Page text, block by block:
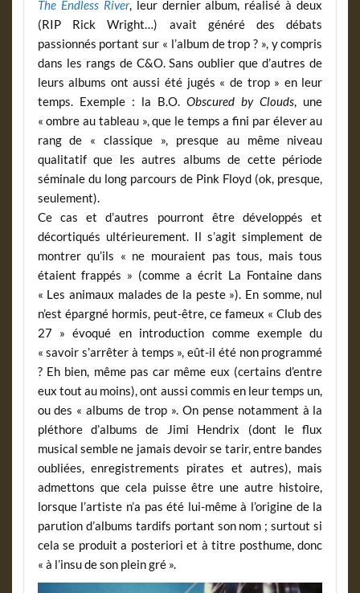
The Endless River, leur dernier album, réalisé à deux
(RIP Rick Wright…) avait généré des débats
passionnés portant sur « l’album de trop ? », y compris
dans les rangs de C&O. Sans oublier que d’autres de
leurs albums ont aussi été jugés « de trop » en leur
temps. Exemple : la B.O.Obscured by Clouds, une
« ombre au tableau », que le temps a fini par élever au
rang de « classique », presque au même niveau
qualitatif que les autres albums de cette période
séminale du long parcours de Pink Floyd (ok, presque,
seulement).
Ce cas et d’autres pourront être développés et
décortiqués ultérieurement. Il s’agit simplement de
montrer qu’ils « ne mouraient pas tous, mais tous
étaient frappés » (comme a écrit La Fontaine dans
« Les animaux malades de la peste »). En somme, nul
n’est épargné hormis, peut-être, ce fameux « Club des
27 » évoqué en introduction comme exemple du
« savoir s’arrêter à temps », eût-il été non programmé
? Eh bien, même pas car même eux (certains d’entre
eux tout au moins), ont aussi commis en leur temps un,
ou des « albums de trop ». On pense notamment à la
pléthore d’albums de Jimi Hendrix (dont le flux
musical semble ne jamais devoir se tarir, entre bandes
oubliées, enregistrements pirates et autres), mais
admettons que cela puisse être une autre histoire,
lorsque l’artiste n’a pas été lui-même à l’origine de la
parution d’albums tardifs portant son nom ; surtout si
cela se produit a posteriori et à titre posthume, donc
« à l’insu de son plein gré ».